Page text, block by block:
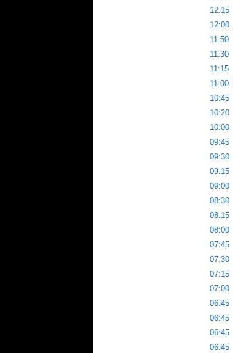
12:15
12:00
11:50
11:30
11:15
11:00
10:45
10:20
10:00
09:45
09:30
09:15
09:00
08:30
08:15
08:00
07:45
07:30
07:15
07:00
06:45
06:45
06:45
06:45